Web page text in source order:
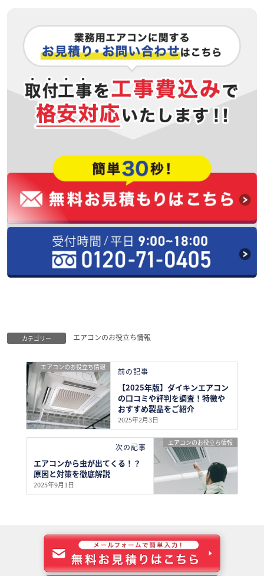
カテゴリー エアコンのお役立ち情報
エアコンのお役立ち情報 前の記事
【2025年版】ダイキンエアコン
の口コミや評判を調査！特徴や
おすすめ製品をご紹介
2025年2月3日
エアコンのお役立ち情報
次の記事
エアコンから虫が出てくる！？
原因と対策を徹底解説
2025年9月1日